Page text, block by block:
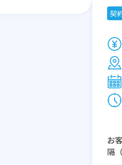
契
お
隔